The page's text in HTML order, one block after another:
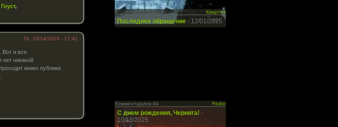
Гоуст,
Пт, 10/14/2016 - 17:41
и все.
никакой.
мимо публики.
Квартет
Последнее обращение - 12/01/2025
Комментариев 44 Fedor
С днем рождения, Черняга! -
10/18/2025